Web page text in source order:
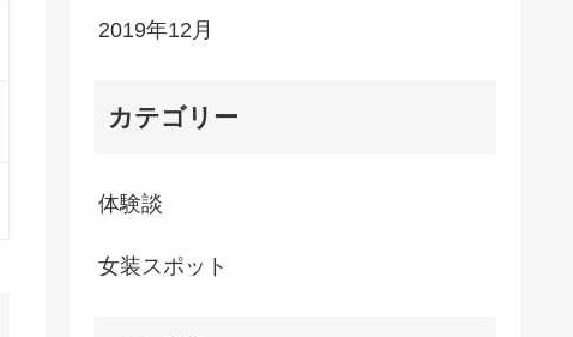
2019年12月
カテゴリー
体験談
女装スポット